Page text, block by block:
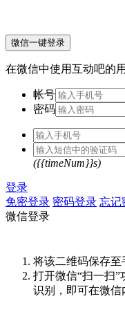
微信一键登录
在微信中使用互动吧的
帐号
密码
({{timeNum}}s)
登录
免密登录 密码登录 忘记
微信登录
将该二维码保存至
打开微信“扫一扫
识别，即可在微信